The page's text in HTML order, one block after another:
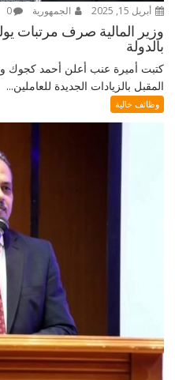
أبريل 15, 2025 الجمهورية 0
وزير المالية صرف مرتبات
بالدولة
كتبت أميرة عنب أعلن أحمد كجوك
المقبل بالزيادات الجديدة للعاملين...
وظائف خالية